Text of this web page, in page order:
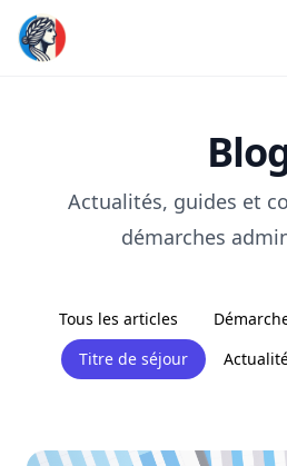
Actualités, guides et
démarches
Tous les articles
Titre de séjour